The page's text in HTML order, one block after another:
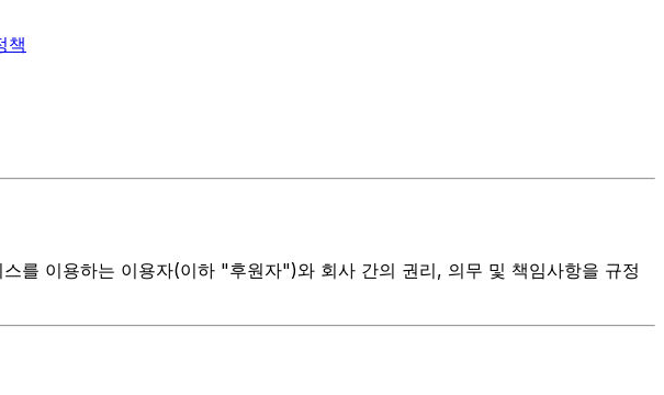
책
를 이용하는 이용자(이하 "후원자")와 회사 간의 권리, 의무 및 책임사항을 규정